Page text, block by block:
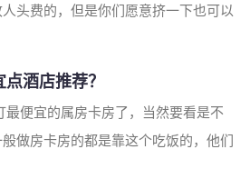
头费的，但是你们愿意挤一下也可以
酒店推荐？
最便宜的属房卡房了，当然要看是不
做房卡房的都是靠这个吃饭的，他们